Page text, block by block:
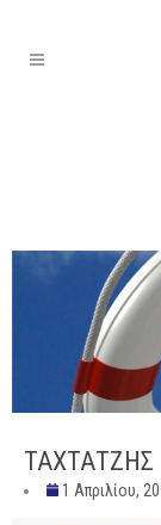
ΤΑΧΤΑΤΖΗΣ
1 Απριλίου,